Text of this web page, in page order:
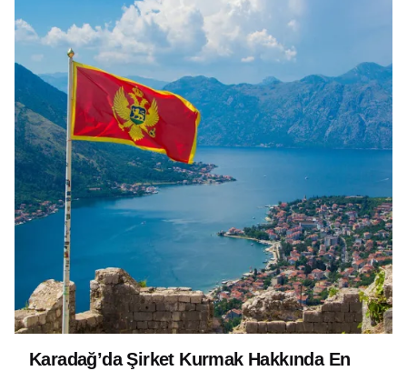
Karadağ’da Şirket Kurmak Hakkında En